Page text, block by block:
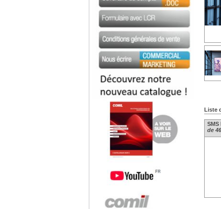
Liste
SMS
de